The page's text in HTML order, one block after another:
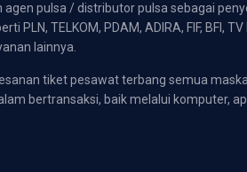
agen pulsa / distributor pulsa sebagai
PLN, TELKOM, PDAM, ADIRA, FIF,
lainnya.
tiket pesawat terbang semua
bertransaksi, baik melalui komputer,